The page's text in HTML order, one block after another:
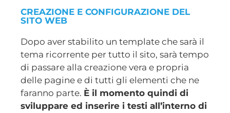
CREAZIONE E CONFIGURAZIONE DEL
SITO WEB
Dopo aver stabilito un template che sarà il
tema ricorrente per tutto il sito, sarà tempo
di passare alla creazione vera e propria
delle pagine e di tutti gli elementi che ne
faranno parte. È il momento quindi di
sviluppare ed inserire i testi all’interno di